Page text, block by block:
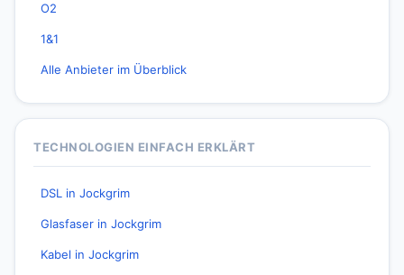
O2
1&1
Alle Anbieter im Überblick
TECHNOLOGIEN EINFACH ERKLÄRT
DSL in Jockgrim
Glasfaser in Jockgrim
Kabel in Jockgrim